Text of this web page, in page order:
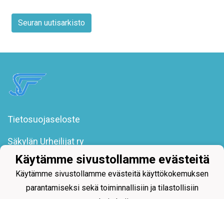
Seuran uutisarkisto
Tietosuojaseloste
Säkylän Urheilijat ry
27800 Säkylä
toimisto@sakylanurheilijat.fi
Käytämme sivustollamme evästeitä
Käytämme sivustollamme evästeitä käyttökokemuksen
parantamiseksi sekä toiminnallisiin ja tilastollisiin